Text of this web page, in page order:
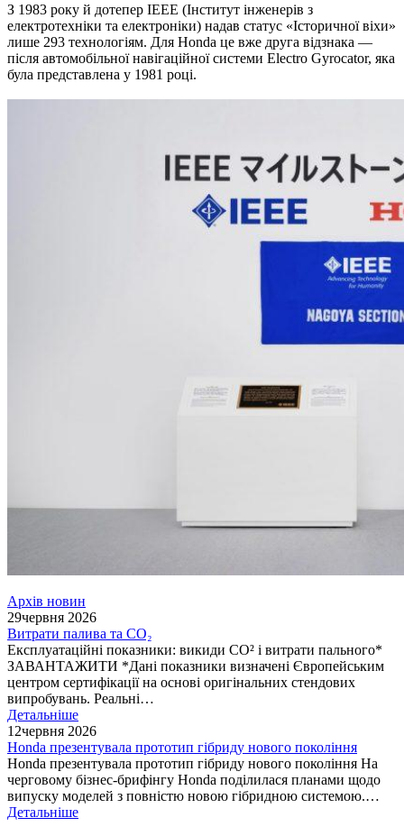
З 1983 року й дотепер IEEE (Інститут інженерів з
електротехніки та електроніки) надав статус «Історичної віхи»
лише 293 технологіям. Для Honda це вже друга відзнака —
після автомобільної навігаційної системи Electro Gyrocator, яка
була представлена у 1981 році.
Архів новин
29червня 2026
Витрати палива та CO₂
Експлуатаційні показники: викиди СО² і витрати пального*
ЗАВАНТАЖИТИ *Дані показники визначені Європейським
центром сертифікації на основі оригінальних стендових
випробувань. Реальні…
Детальніше
12червня 2026
Honda презентувала прототип гібриду нового покоління
Honda презентувала прототип гібриду нового покоління На
черговому бізнес-брифінгу Honda поділилася планами щодо
випуску моделей з повністю новою гібридною системою.…
Детальніше